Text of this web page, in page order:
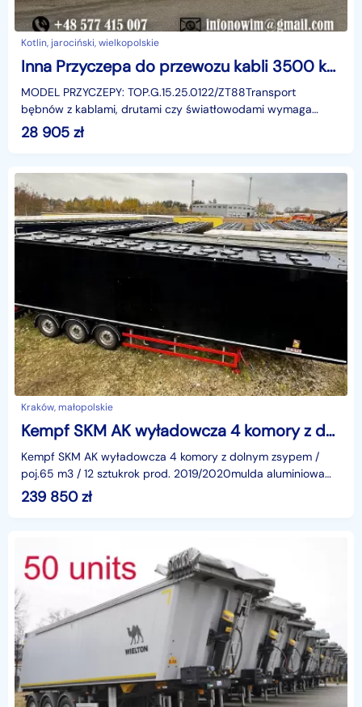
Kotlin, jarociński, wielkopolskie
Inna Przyczepa do przewozu kabli 3500 kg profesjonalna ciężarowa kablówka
MODEL PRZYCZEPY: TOP.G.15.25.0122/ZT88Transport
bębnów z kablami, drutami czy światłowodami wymaga
sprzętu, który łączy stabilność, bezpieczeństwo i trwałość. W
28 905 zł
Kraków, małopolskie
Kempf SKM AK wyładowcza 4 komory z dolnym zsypem / poj.65 m3 / 12 sztuk_240303
Kempf SKM AK wyładowcza 4 komory z dolnym zsypem /
poj.65 m3 / 12 sztukrok prod. 2019/2020mulda aluminiowa
podzielona na 4 niezależne komory o łącznej pojemnośc
239 850zł